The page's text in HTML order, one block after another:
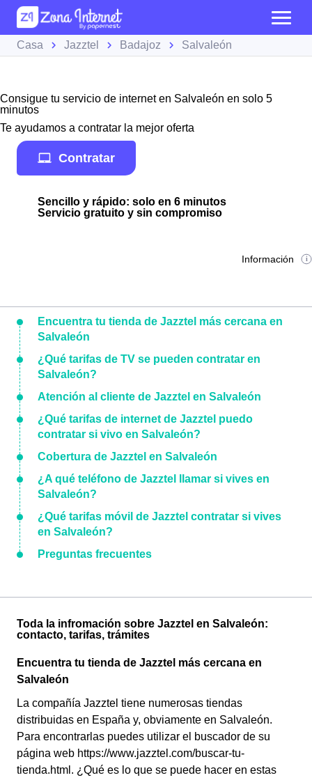
Casa Jazztel Badajoz Salvaleón
Consigue tu servicio de internet en Salvaleón en solo 5
minutos
Te ayudamos a contratar la mejor oferta
Contratar
Sencillo y rápido: solo en 6 minutos
Servicio gratuito y sin compromiso
Información
Encuentra tu tienda de Jazztel más cercana en
Salvaleón
¿Qué tarifas de TV se pueden contratar en
Salvaleón?
Atención al cliente de Jazztel en Salvaleón
¿Qué tarifas de internet de Jazztel puedo
contratar si vivo en Salvaleón?
Cobertura de Jazztel en Salvaleón
¿A qué teléfono de Jazztel llamar si vives en
Salvaleón?
¿Qué tarifas móvil de Jazztel contratar si vives
en Salvaleón?
Preguntas frecuentes
Toda la infromación sobre Jazztel en Salvaleón:
contacto, tarifas, trámites
Encuentra tu tienda de Jazztel más cercana en
Salvaleón
La compañía Jazztel tiene numerosas tiendas
distribuidas en España y, obviamente en Salvaleón.
Para encontrarlas puedes utilizar el buscador de su
página web https://www.jazztel.com/buscar-tu-
tienda.html. ¿Qué es lo que se puede hacer en estas